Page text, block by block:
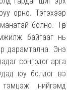
орно. Тэгэхээр
болно. Төр
байгааг нь
дарамтална. Энэ
сонгодог арга
юу болдог вэ
тэмцэж нийгэмд